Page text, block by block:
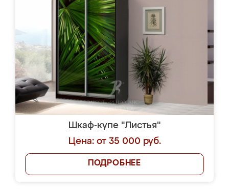
Шкаф-купе "Листья"
Цена: от 35 000 руб.
ПОДРОБНЕЕ